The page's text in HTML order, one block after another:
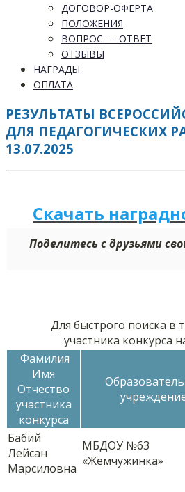
ДОГОВОР-ОФЕРТА
ПОЛОЖЕНИЯ
ВОПРОС — ОТВЕТ
ОТЗЫВЫ
НАГРАДЫ
ОПЛАТА
РЕЗУЛЬТАТЫ
ДЛЯ ПЕДАГОГИЧЕСКИХ
13.07.2025
Скачать
Поделитесь с друзьями
Для быстрого поиска в
участника конкурса
Фамилия
Имя
Отчество
участника
конкурса
Бабий
Лейсан
Марсиловна
МБДОУ №63
«Жемчужинка»